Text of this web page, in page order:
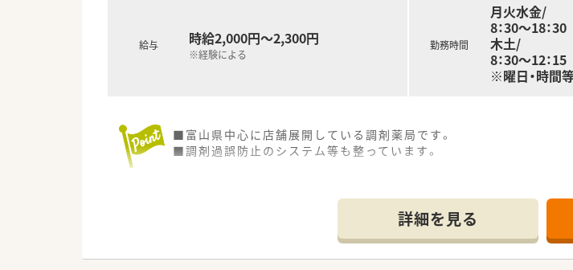
給与 時給2,000円～2,300円
※経験による
勤務時間
月火水金/
8：30～18：30
木土/
8：30～12：
※曜日・時間
■富山県中心に店舗展開している調剤薬局です。
■調剤過誤防止のシステム等も整っています。
詳細を見る